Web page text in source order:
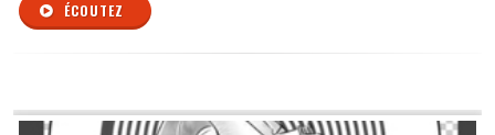
ÉCOUTEZ